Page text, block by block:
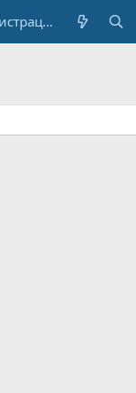
Регистрация